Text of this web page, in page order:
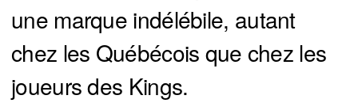
une marque indélébile, autant
chez les Québécois que chez les
joueurs des Kings.